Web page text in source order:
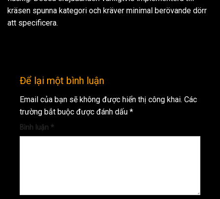
kräsen spunna kategori och kräver minimal berövande dörr
att specificera.
Để lại một bình luận
Email của bạn sẽ không được hiển thị công khai. Các
trường bắt buộc được đánh dấu *
Bình luận *